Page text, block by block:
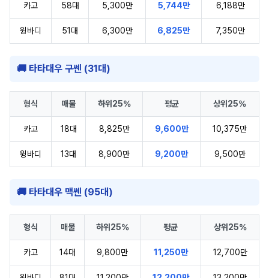
카고 58대 5,300만 5,744만 6,188만
윙바디 51대 6,300만 6,825만 7,350만
🚚 타타대우 구쎈 (31대)
형식 매물 하위25% 평균 상위25%
카고 18대 8,825만 9,600만 10,375만
윙바디 13대 8,900만 9,200만 9,500만
🚚 타타대우 맥쎈 (95대)
형식 매물 하위25% 평균 상위25%
카고 14대 9,800만 11,250만 12,700만